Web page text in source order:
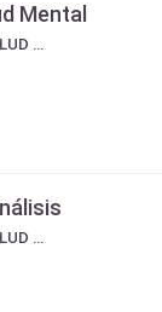
Mental
INSTITUTO UNIVERSITARIO DE SALUD MENTAL IUSAM
INSTITUTO UNIVERSITARIO DE SALUD MENTAL IUSAM